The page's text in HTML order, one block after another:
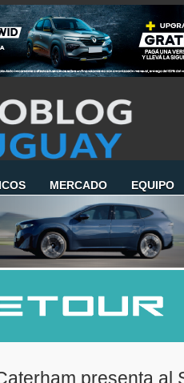
MERCADO EQUIPO
presenta al